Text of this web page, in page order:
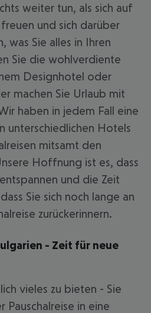
weiter tun, als sich auf
freuen und sich darüber
was Sie alles in Ihren
Sie die wohlverdiente
Designhotel oder
machen Sie Urlaub mit
haben in jedem Fall eine
unterschiedlichen Hotels
mitsamt den
Hoffnung ist es, dass
und die Zeit
Sie sich noch lange an
zurückerinnern.
- Zeit für neue
vieles zu bieten - Sie
Pauschalreise in eine